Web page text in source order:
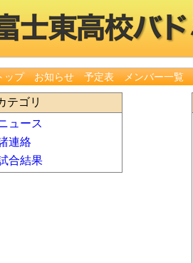
ップ お知らせ 予定表 メンバー一覧
テゴリ
ュース
連絡
合結果